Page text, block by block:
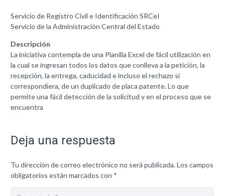
Servicio de Registro Civil e Identificación SRCeI
Servicio de la Administración Central del Estado
Descripción
La iniciativa contempla de una Planilla Excel de fácil utilización en
la cual se ingresan todos los datos que conlleva a la petición, la
recepción, la entrega, caducidad e incluso el rechazo si
correspondiera, de un duplicado de placa patente. Lo que
permite una fácil detección de la solicitud y en el proceso que se
encuentra
Deja una respuesta
Tu dirección de correo electrónico no será publicada.Los campos
obligatorios están marcados con *